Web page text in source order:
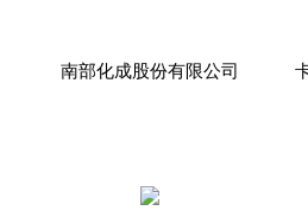
南部化成股份有限公司